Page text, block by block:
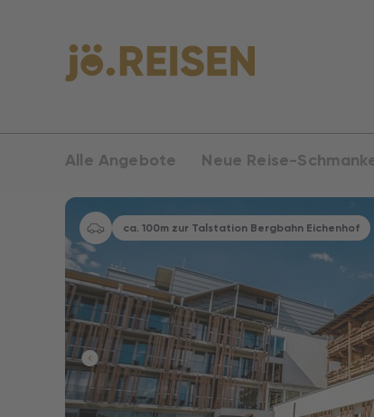
Alle Angebote Neue Reise-
ca. 100m zur Talstation Bergbahn Eichenhof